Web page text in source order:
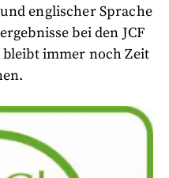
englischer Sprache
bei den JCF
immer noch Zeit